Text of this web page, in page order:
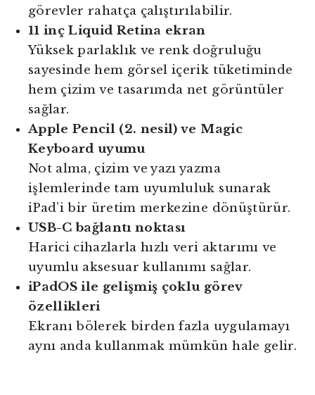
görevler rahatça çalıştırılabilir.
11 inç Liquid Retina ekran
Yüksek parlaklık ve renk doğruluğu
sayesinde hem görsel içerik tüketiminde
hem çizim ve tasarımda net görüntüler
sağlar.
Apple Pencil (2. nesil) ve Magic
Keyboard uyumu
Not alma, çizim ve yazı yazma
işlemlerinde tam uyumluluk sunarak
iPad’i bir üretim merkezine dönüştürür.
USB-C bağlantı noktası
Harici cihazlarla hızlı veri aktarımı ve
uyumlu aksesuar kullanımı sağlar.
iPadOS ile gelişmiş çoklu görev
özellikleri
Ekranı bölerek birden fazla uygulamayı
aynı anda kullanmak mümkün hale gelir.